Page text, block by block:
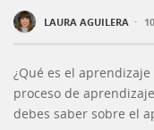
LAURA AGUILERA ·
¿Qué es el
proceso de
debes saber sobre el